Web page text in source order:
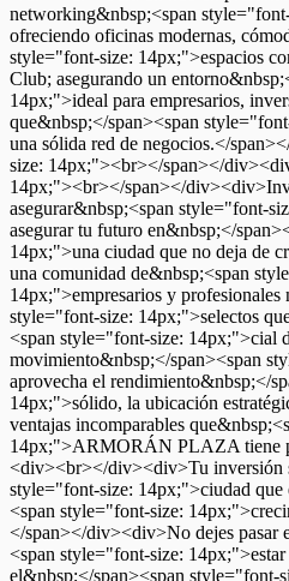
networking&nbsp;<span
ofreciendo oficinas modernas,
style="font-size: 14px;">espacios
Club; asegurando un
14px;">ideal para empresarios,
que&nbsp;</span><span
una sólida red de negocios.</
size: 14px;"><br></span></
14px;"><br></span></
asegurar&nbsp;<span style="font-
asegurar tu futuro en&nbsp;</
14px;">una ciudad que no deja de
una comunidad de&nbsp;<span
14px;">empresarios y
style="font-size: 14px;">selectos
<span style="font-size: 14px;">cial
movimiento&nbsp;</span><span
aprovecha el rendimiento&nbsp;</
14px;">sólido, la ubicación
ventajas incomparables
14px;">ARMORÁN PLAZA tiene
<div><br></div><div>Tu inversión
style="font-size: 14px;">ciudad que
<span style="font-size:
</span></div><div>No dejes pasar
<span style="font-size: 14px;">estar
el&nbsp;</span><span style="font-